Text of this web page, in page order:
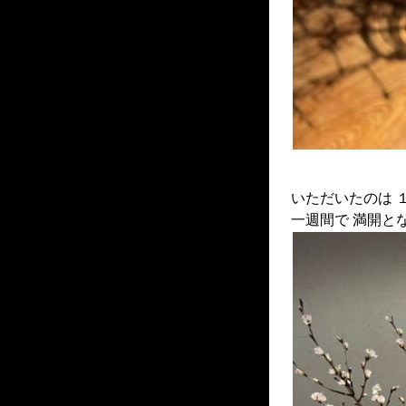
いただいたのは
一週間で 満開と